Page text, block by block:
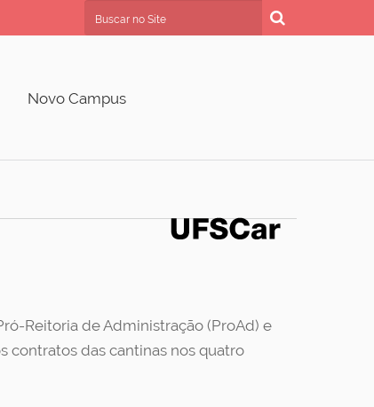
Busca Avançada…
Novo Campus
Reitoria de Administração (ProAd) e
contratos das cantinas nos quatro